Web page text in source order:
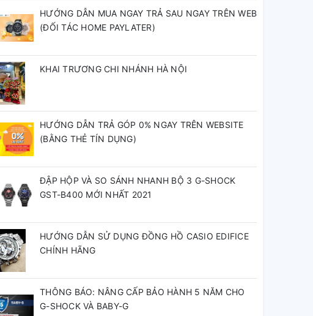
HƯỚNG DẪN MUA NGAY TRẢ SAU NGAY TRÊN WEB
(ĐỐI TÁC HOME PAYLATER)
KHAI TRƯƠNG CHI NHÁNH HÀ NỘI
HƯỚNG DẪN TRẢ GÓP 0% NGAY TRÊN WEBSITE
(BẰNG THẺ TÍN DỤNG)
ĐẬP HỘP VÀ SO SÁNH NHANH BỘ 3 G-SHOCK
GST-B400 MỚI NHẤT 2021
HƯỚNG DẪN SỬ DỤNG ĐỒNG HỒ CASIO EDIFICE
CHÍNH HÃNG
THÔNG BÁO: NÂNG CẤP BẢO HÀNH 5 NĂM CHO
G-SHOCK VÀ BABY-G